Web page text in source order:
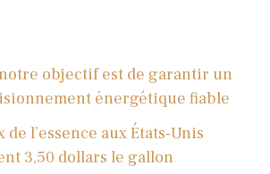
objectif est de garantir un
énergétique fiable
de l’essence aux États-Unis
3,50 dollars le gallon